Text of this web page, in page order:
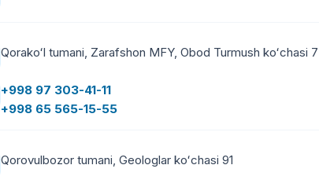
Qorakoʻl tumani, Zarafshon MFY, Obod Turmush koʻchasi 7
+998 97 303-41-11
+998 65 565-15-55
Qorovulbozor tumani, Geologlar koʻchasi 91